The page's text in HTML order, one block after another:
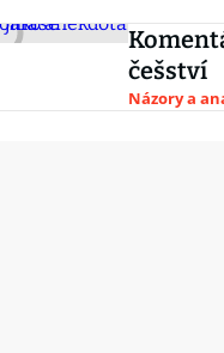
češství
Názory a